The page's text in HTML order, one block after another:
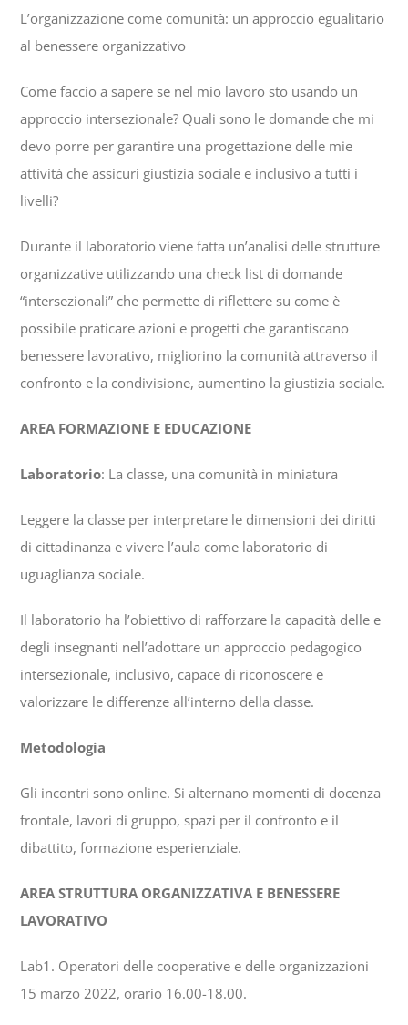
L’organizzazione come comunità: un approccio egualitario
al benessere organizzativo
Come faccio a sapere se nel mio lavoro sto usando un
approccio intersezionale? Quali sono le domande che mi
devo porre per garantire una progettazione delle mie
attività che assicuri giustizia sociale e inclusivo a tutti i
livelli?
Durante il laboratorio viene fatta un’analisi delle strutture
organizzative utilizzando una check list di domande
“intersezionali” che permette di riflettere su come è
possibile praticare azioni e progetti che garantiscano
benessere lavorativo, migliorino la comunità attraverso il
confronto e la condivisione, aumentino la giustizia sociale.
AREA FORMAZIONE E EDUCAZIONE
Laboratorio: La classe, una comunità in miniatura
Leggere la classe per interpretare le dimensioni dei diritti
di cittadinanza e vivere l’aula come laboratorio di
uguaglianza sociale.
Il laboratorio ha l’obiettivo di rafforzare la capacità delle e
degli insegnanti nell’adottare un approccio pedagogico
intersezionale, inclusivo, capace di riconoscere e
valorizzare le differenze all’interno della classe.
Metodologia
Gli incontri sono online. Si alternano momenti di docenza
frontale, lavori di gruppo, spazi per il confronto e il
dibattito, formazione esperienziale.
AREA STRUTTURA ORGANIZZATIVA E BENESSERE
LAVORATIVO
Lab1. Operatori delle cooperative e delle organizzazioni
15 marzo 2022, orario 16.00-18.00.